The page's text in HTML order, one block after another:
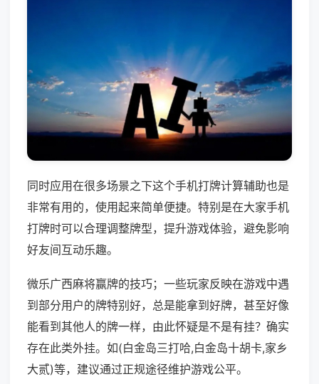
同时应用在很多场景之下这个手机打牌计算辅助也是
非常有用的，使用起来简单便捷。特别是在大家手机
打牌时可以合理调整牌型，提升游戏体验，避免影响
好友间互动乐趣。
微乐广西麻将赢牌的技巧；一些玩家反映在游戏中遇
到部分用户的牌特别好，总是能拿到好牌，甚至好像
能看到其他人的牌一样，由此怀疑是不是有挂？确实
存在此类外挂。如(白金岛三打哈,白金岛十胡卡,家乡
大贰)等，建议通过正规途径维护游戏公平。